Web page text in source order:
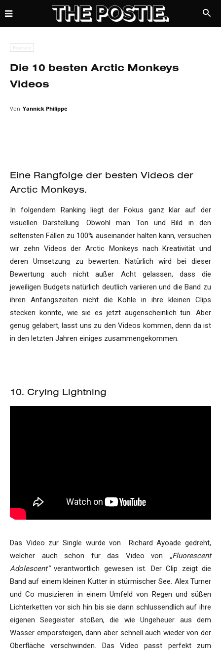
Feature
Die 10 besten Arctic Monkeys
Videos
Von Yannick Philippe
Eine Rangfolge der besten Videos der
Arctic Monkeys.
In folgendem Ranking liegt der Fokus ganz klar auf der
visuellen Darstellung. Obwohl man Ton und Bild in den
seltensten Fällen zu 100% auseinander halten kann, versuchen
wir zehn Videos der Arctic Monkeys nach Kreativität und
deren Umsetzung zu bewerten. Natürlich wird bei dieser
Bewertung auch nicht außer Acht gelassen, dass die
jeweiligen Budgets natürlich deutlich variieren und die Band zu
ihren Anfangszeiten nicht die Kohle in ihre kleinen Clips
stecken konnte, wie sie es jetzt augenscheinlich tun. Aber
genug gelabert, lasst uns zu den Videos kommen, denn da ist
in den letzten Jahren einiges zusammengekommen.
10. Crying Lightning
Das Video zur Single wurde von Richard Ayoade gedreht,
welcher auch schon für das Video von „Fluorescent
Adolescent“verantwortlich gewesen ist. Der Clip zeigt die
Band auf einem kleinen Kutter in stürmischer See. Alex Turner
und Co musizieren in einem Umfeld von Regen und süßen
Lichterketten vor sich hin bis sie dann schlussendlich auf ihre
eigenen Seegeister stoßen, die wie Ungeheuer aus dem
Wasser emporsteigen, dann aber schnell auch wieder von der
Oberfläche verschwinden. Das Video passt perfekt zum